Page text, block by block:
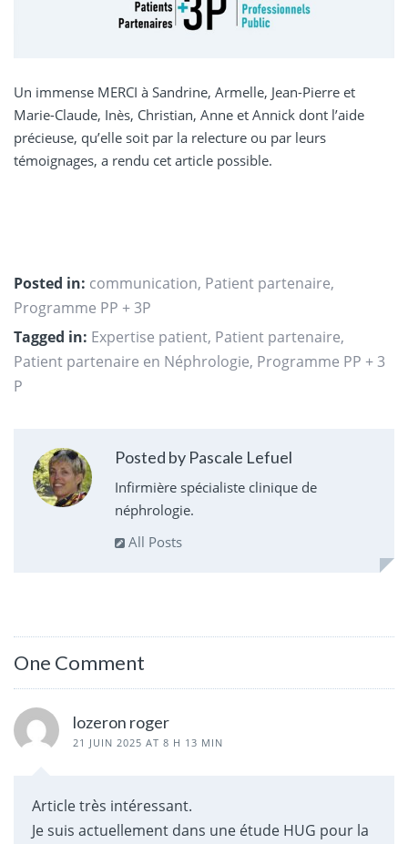
Un immense MERCI à Sandrine, Armelle, Jean-Pierre et
Marie-Claude, Inès, Christian, Anne et Annick dont l’aide
précieuse, qu’elle soit par la relecture ou par leurs
témoignages, a rendu cet article possible.
Posted in: communication, Patient partenaire,
Programme PP + 3P
Tagged in: Expertise patient, Patient partenaire,
Patient partenaire en Néphrologie, Programme PP + 3
P
Posted by Pascale Lefuel
Infirmière spécialiste clinique de
néphrologie.
All Posts
One Comment
lozeron roger
21 JUIN 2025 AT 8 H 13 MIN
Article très intéressant.
Je suis actuellement dans une étude HUG pour la